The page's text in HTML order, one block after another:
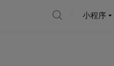
小程序